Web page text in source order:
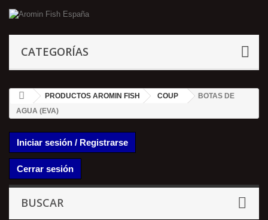
CATEGORÍAS
PRODUCTOS AROMIN FISH COUP
BOTAS DE
AGUA (EVA)
Iniciar sesión / Registrarse
Cerrar sesión
BUSCAR